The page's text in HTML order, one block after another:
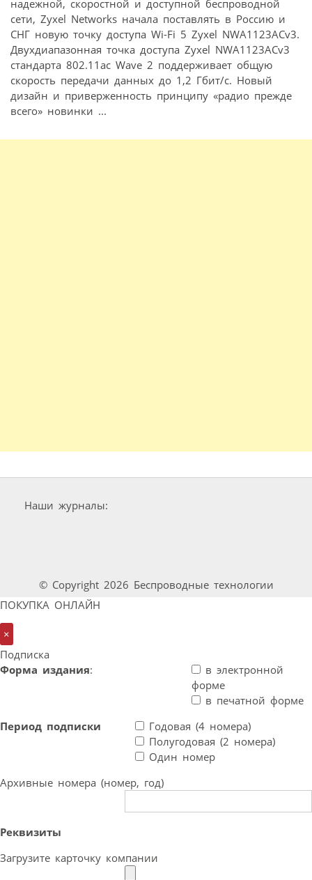
надежной, скоростной и доступной беспроводной
сети, Zyxel Networks начала поставлять в Россию и
СНГ новую точку доступа Wi-Fi 5 Zyxel NWA1123ACv3.
Двухдиапазонная точка доступа Zyxel NWA1123ACv3
стандарта 802.11ac Wave 2 поддерживает общую
скорость передачи данных до 1,2 Гбит/с. Новый
дизайн и приверженность принципу «радио прежде
всего» новинки ...
Наши журналы:
© Copyright 2026 Беспроводные технологии
ПОКУПКА ОНЛАЙН
×
Подписка
Форма издания:
в электронной
форме
в печатной форме
Период подписки
Годовая (4 номера)
Полугодовая (2 номера)
Один номер
Архивные номера (номер, год)
Реквизиты
Загрузите карточку компании